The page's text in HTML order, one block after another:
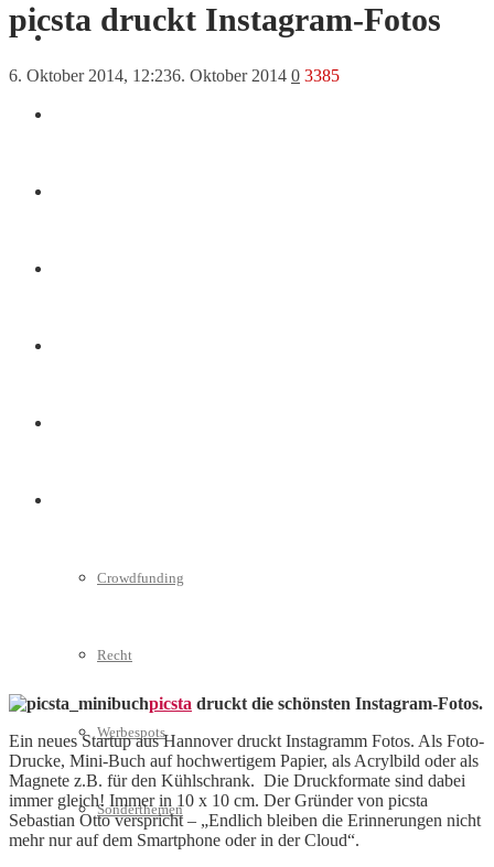
Crowdfunding
Recht
Werbespots
Sonderthemen
picsta druckt Instagram-Fotos
6. Oktober 2014, 12:236. Oktober 2014 0 3385
picsta druckt die schönsten Instagram-Fotos.
Ein neues Startup aus Hannover druckt Instagramm Fotos. Als Foto-
Drucke, Mini-Buch auf hochwertigem Papier, als Acrylbild oder als
Magnete z.B. für den Kühlschrank. Die Druckformate sind dabei
immer gleich! Immer in 10 x 10 cm. Der Gründer von picsta
Sebastian Otto verspricht – „Endlich bleiben die Erinnerungen nicht
mehr nur auf dem Smartphone oder in der Cloud“.